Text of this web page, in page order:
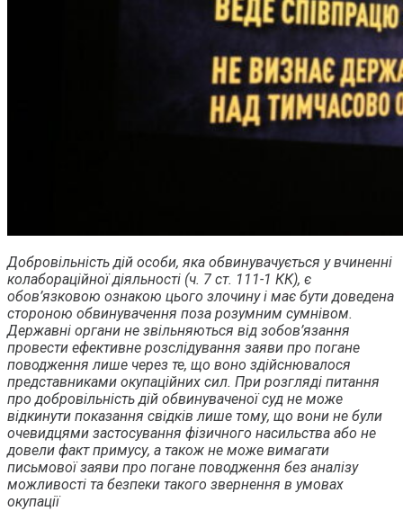
Добровільність дій особи, яка обвинувачується у вчиненні
колабораційної діяльності (ч. 7 ст. 111-1 КК), є
обов’язковою ознакою цього злочину і має бути доведена
стороною обвинувачення поза розумним сумнівом.
Державні органи не звільняються від зобов’язання
провести ефективне розслідування заяви про погане
поводження лише через те, що воно здійснювалося
представниками окупаційних сил. При розгляді питання
про добровільність дій обвинуваченої суд не може
відкинути показання свідків лише тому, що вони не були
очевидцями застосування фізичного насильства або не
довели факт примусу, а також не може вимагати
письмової заяви про погане поводження без аналізу
можливості та безпеки такого звернення в умовах
окупації